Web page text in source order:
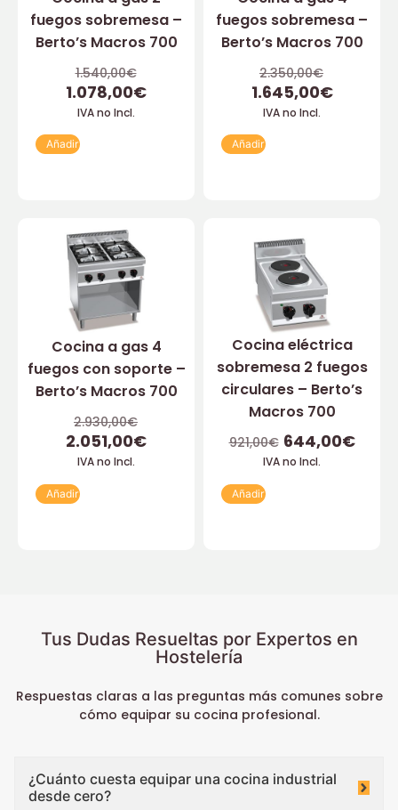
fuegos sobremesa –
Berto’s Macros 700
1.540,00€
1.078,00€
IVA no Incl.
Añadir
fuegos sobremesa –
Berto’s Macros 700
2.350,00€
1.645,00€
IVA no Incl.
Añadir
Cocina a gas 4
fuegos con soporte –
Berto’s Macros 700
2.930,00€
2.051,00€
IVA no Incl.
Añadir
Cocina eléctrica
sobremesa 2 fuegos
circulares – Berto’s
Macros 700
921,00€ 644,00€
IVA no Incl.
Añadir
Tus Dudas Resueltas por Expertos en
Hostelería
Respuestas claras a las preguntas más comunes sobre
cómo equipar su cocina profesional.
¿Cuánto cuesta equipar una cocina industrial
desde cero?